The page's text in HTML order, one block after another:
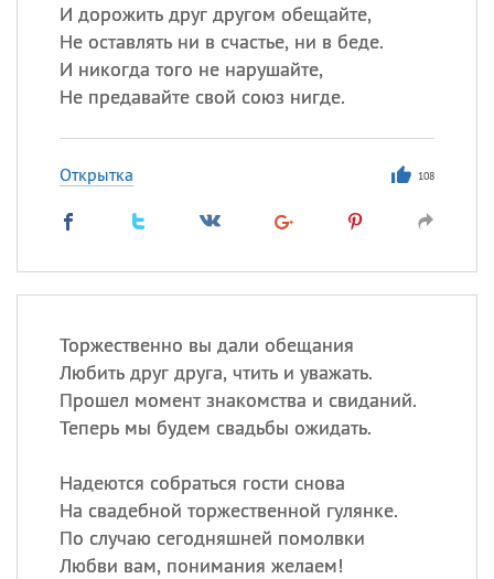
И дорожить друг другом обещайте,
Не оставлять ни в счастье, ни в беде.
И никогда того не нарушайте,
Не предавайте свой союз нигде.
Открытка 108
Торжественно вы дали обещания
Любить друг друга, чтить и уважать.
Прошел момент знакомства и свиданий.
Теперь мы будем свадьбы ожидать.
Надеются собраться гости снова
На свадебной торжественной гулянке.
По случаю сегодняшней помолвки
Любви вам, понимания желаем!
Александр,Макар
Анна
Посмотреть значениеи